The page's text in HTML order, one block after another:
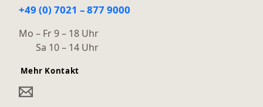
+49 (0) 7021 – 877 9000
Mo – Fr 9 – 18 Uhr
Sa 10 – 14 Uhr
Mehr Kontakt